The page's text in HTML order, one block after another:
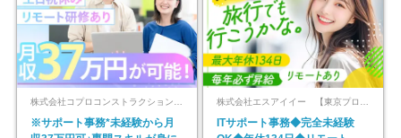
※サポート事務*未経験から月
ITサポート事務◆完全未経験